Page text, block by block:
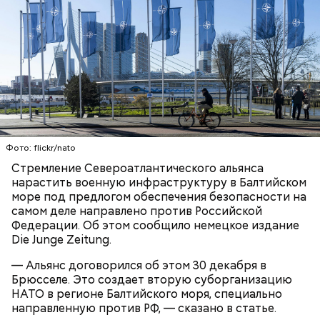
Фото: flickr/nato
Стремление Североатлантического альянса
нарастить военную инфраструктуру в Балтийском
море под предлогом обеспечения безопасности на
самом деле направлено против Российской
Федерации. Об этом сообщило немецкое издание
Die Junge Zeitung.
— Альянс договорился об этом 30 декабря в
Брюсселе. Это создает вторую суборганизацию
НАТО в регионе Балтийского моря, специально
направленную против РФ, — сказано в статье.
— Хищник чувствует кровь, разведенную в
морской воде в пропорции один к миллиону, —
пояснил собеседник «ВМ».
Ни один метод и способ защиты или обороны в
стрессовой ситуации не помогает, ведь у морского
обитателя больше преимуществ в воде как по
выносливости, так и по силе.
— Таких деревень много, их 95 в заповеднике. Это
вообще отдельный объект исследования, —
заметил он.
— Почему-то все говорят о заговорах, забывая о
том, что проект этот более 70 лет назад был создан
лишь из гуманных побуждений. 1947 год — период,
Также специалист отметил, что часы Судного дня
помогают больше людей привлечь к проблемам
глобального потепления, климатических изменений
и природных последствий войн.